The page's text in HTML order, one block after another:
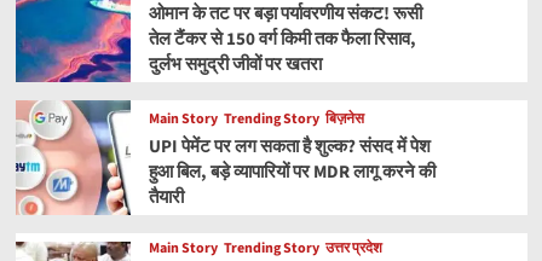
ओमान के तट पर बड़ा पर्यावरणीय संकट! रूसी
तेल टैंकर से 150 वर्ग किमी तक फैला रिसाव,
दुर्लभ समुद्री जीवों पर खतरा
Main Story Trending Story बिज़नेस
UPI पेमेंट पर लग सकता है शुल्क? संसद में पेश
हुआ बिल, बड़े व्यापारियों पर MDR लागू करने की
तैयारी
Main Story Trending Story उत्तर प्रदेश